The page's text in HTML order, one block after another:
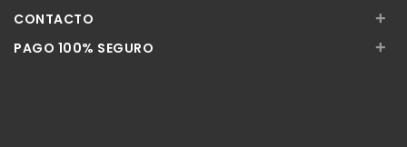
CONTACTO +
PAGO 100% SEGURO +